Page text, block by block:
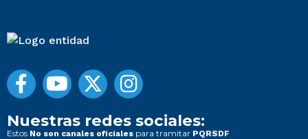
Nuestras redes sociales:
Estos No son canales oficiales para tramitar PQRSDF